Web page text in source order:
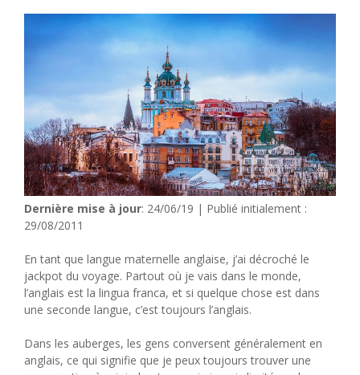
Dernière mise à jour: 24/06/19 | Publié initialement :
29/08/2011
En tant que langue maternelle anglaise, j’ai décroché le
jackpot du voyage. Partout où je vais dans le monde,
l’anglais est la lingua franca, et si quelque chose est dans
une seconde langue, c’est toujours l’anglais.
Dans les auberges, les gens conversent généralement en
anglais, ce qui signifie que je peux toujours trouver une